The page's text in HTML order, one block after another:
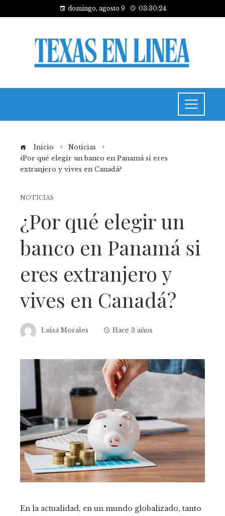
domingo, agosto 9 03:30:25
Inicio
Noticias
¿Por qué elegir un banco en Panamá si eres
extranjero y vives en Canadá?
NOTICIAS
¿Por qué elegir un
banco en Panamá si
eres extranjero y
vives en Canadá?
Luisa Morales Hace 3 años
En la actualidad, en un mundo globalizado, tanto